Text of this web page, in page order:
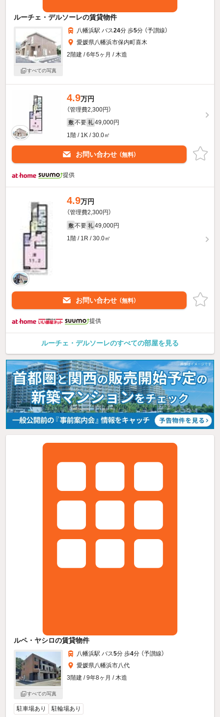
ルーチェ・デルソーレの賃貸物件
すべての写真
八幡浜駅 バス24分 歩5分 （予讃線）
愛媛県八幡浜市保内町喜木
2階建 / 6年5ヶ月 / 木造
4.9万円
（管理費2,300円）
敷 不要 礼 49,000円
1階 / 1K / 30.0㎡
お問い合わせ （無料）
提供
4.9万円
（管理費2,300円）
敷 不要 礼 49,000円
1階 / 1R / 30.0㎡
お問い合わせ （無料）
提供
ルーチェ・デルソーレのすべての部屋を見る
ルペ・ヤシロの賃貸物件
すべての写真
八幡浜駅 バス5分 歩4分 （予讃線）
愛媛県八幡浜市八代
3階建 / 9年8ヶ月 / 木造
駐車場あり 駐輪場あり